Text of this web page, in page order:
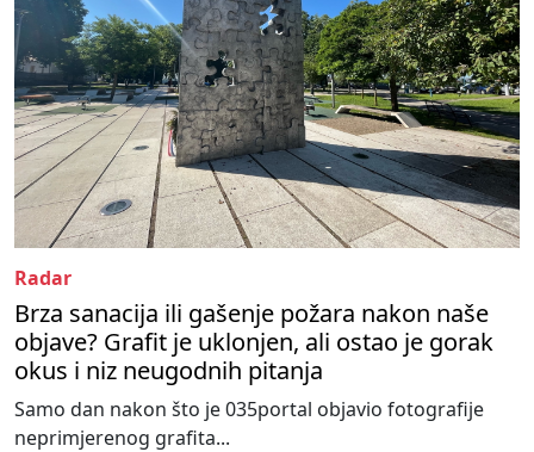
Radar
Brza sanacija ili gašenje požara nakon naše
objave? Grafit je uklonjen, ali ostao je gorak
okus i niz neugodnih pitanja
Samo dan nakon što je 035portal objavio fotografije
neprimjerenog grafita...